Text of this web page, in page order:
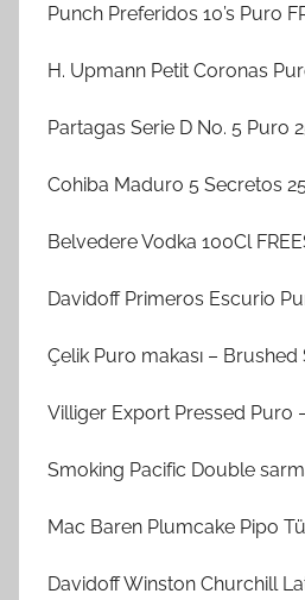
Punch Preferidos 10’s Puro
H. Upmann Petit Coronas
Partagas Serie D No. 5 Puro
Cohiba Maduro 5 Secretos
Belvedere Vodka 100Cl
Davidoff Primeros Escurio
Çelik Puro makası – Brushed
Villiger Export Pressed Puro –
Smoking Pacific Double
Mac Baren Plumcake Pipo
Davidoff Winston Churchill